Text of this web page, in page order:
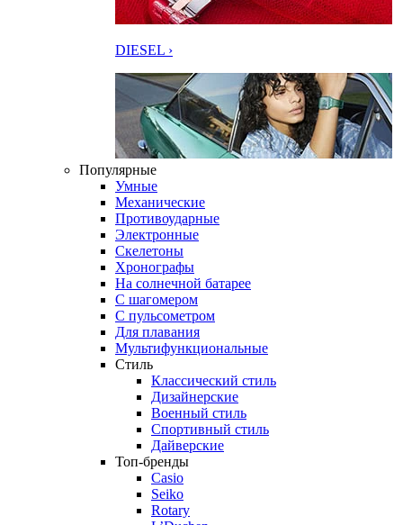
DIESEL ›
Популярные
Умные
Механические
Противоударные
Электронные
Скелетоны
Хронографы
На солнечной батарее
С шагомером
С пульсометром
Для плавания
Мультифункциональные
Стиль
Классический стиль
Дизайнерские
Военный стиль
Спортивный стиль
Дайверские
Топ-бренды
Casio
Seiko
Rotary